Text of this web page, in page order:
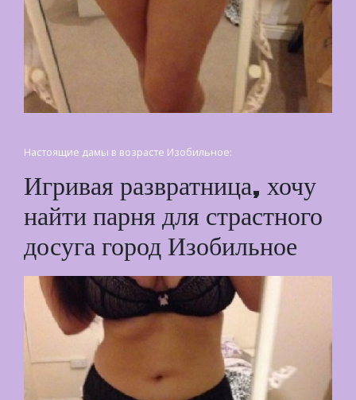
Настоящие дамы в возрасте Изобильное:
Игривая развратница, хочу
найти парня для страстного
досуга город Изобильное